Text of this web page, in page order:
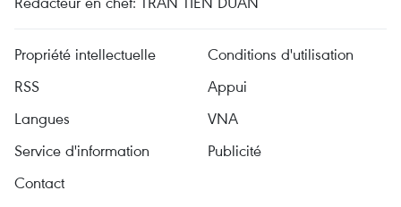
Propriété intellectuelle
Conditions d'utilisation
RSS
Appui
Langues
VNA
Service d'information
Publicité
Contact